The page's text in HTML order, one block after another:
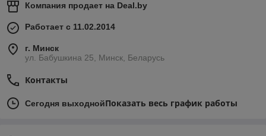
Компания продает на Deal.by
Работает с 11.02.2014
г. Минск
ул. Бабушкина 25, Минск, Беларусь
Контакты
Сегодня выходнойПоказать весь график работы